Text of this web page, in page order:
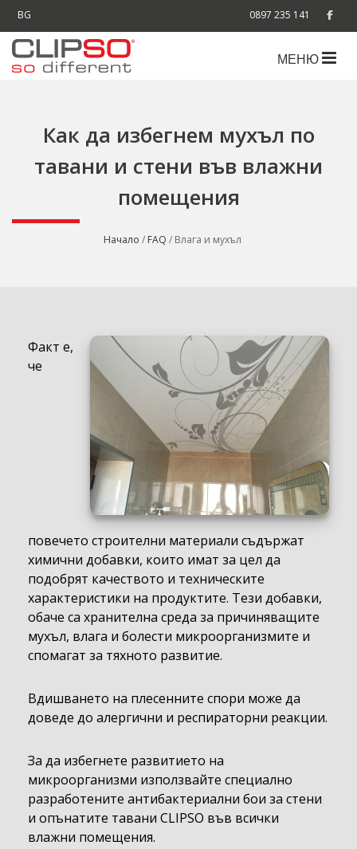
0897 235 141
BG
МЕНЮ
Как да избегнем мухъл по
тавани и стени във влажни
помещения
Начало / FAQ / Влага и мухъл
Факт е,
че
повечето строителни материали съдържат
химични добавки, които имат за цел да
подобрят качеството и техническите
характеристики на продуктите. Тези добавки,
обаче са хранителна среда за причиняващите
мухъл, влага и болести микроорганизмите и
спомагат за тяхното развитие.
Вдишването на плесенните спори може да
доведе до алергични и респираторни реакции.
За да избегнете развитието на
микроорганизми използвайте специално
разработените антибактериални бои за стени
и опънатите тавани CLIPSO във всички
влажни помещения.